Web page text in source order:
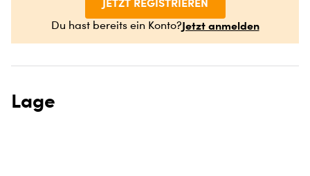
Du hast bereits ein Konto?Jetzt anmelden
Lage